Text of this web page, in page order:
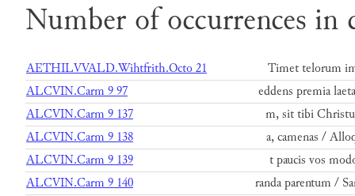
Number of occurrences in
AETHILVVALD.Wihtfrith.Octo 21
Timet telorum
ALCVIN.Carm 9 97
eddens premia
ALCVIN.Carm 9 137
m, sit tibi
ALCVIN.Carm 9 138
a, camenas /
ALCVIN.Carm 9 139
t paucis vos
ALCVIN.Carm 9 140
randa parentum /